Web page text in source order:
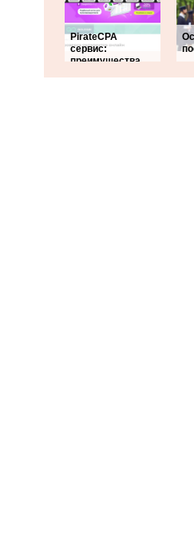
PirateCPA
сервис:
преимущества,